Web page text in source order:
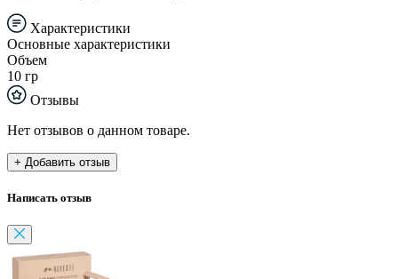
Характеристики
Основные характеристики
Объем
10 гр
Отзывы
Нет отзывов о данном товаре.
+ Добавить отзыв
Написать отзыв